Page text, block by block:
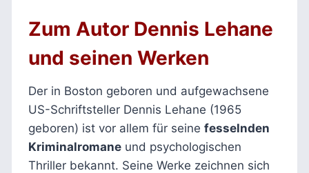
Zum Autor Dennis Lehane
und seinen Werken
Der in Boston geboren und aufgewachsene
US-Schriftsteller Dennis Lehane (1965
geboren) ist vor allem für seine fesselnden
Kriminalromaneund psychologischen
Thriller bekannt. Seine Werke zeichnen sich